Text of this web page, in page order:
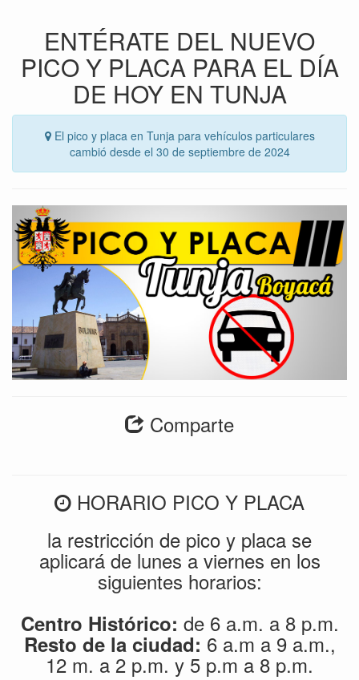
ENTÉRATE DEL NUEVO
PICO Y PLACA PARA EL DÍA
DE HOY EN TUNJA
El pico y placa en Tunja para vehículos particulares
cambió desde el 30 de septiembre de 2024
Comparte
HORARIO PICO Y PLACA
la restricción de pico y placa se
aplicará de lunes a viernes en los
siguientes horarios:
Centro Histórico: de 6 a.m. a 8 p.m.
Resto de la ciudad: 6 a.m a 9 a.m.,
12 m. a 2 p.m. y 5 p.m a 8 p.m.